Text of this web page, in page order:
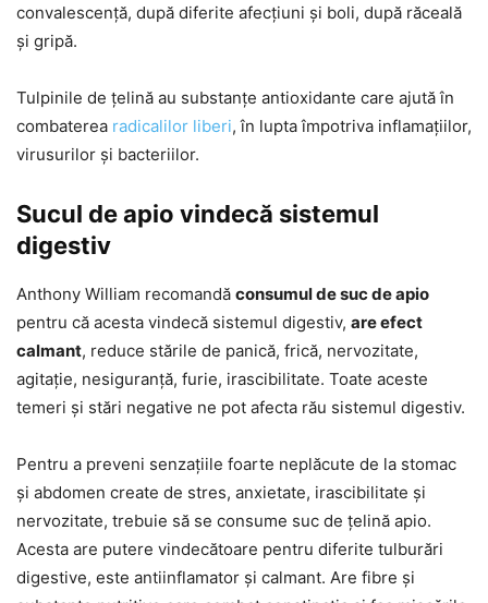
convalescență, după diferite afecțiuni și boli, după răceală
și gripă.
Tulpinile de țelină au substanțe antioxidante care ajută în
combaterea radicalilor liberi, în lupta împotriva inflamațiilor,
virusurilor și bacteriilor.
Sucul de apio vindecă sistemul
digestiv
Anthony William recomandă consumul de suc de apio
pentru că acesta vindecă sistemul digestiv, are efect
calmant, reduce stările de panică, frică, nervozitate,
agitație, nesiguranță, furie, irascibilitate. Toate aceste
temeri și stări negative ne pot afecta rău sistemul digestiv.
Pentru a preveni senzațiile foarte neplăcute de la stomac
și abdomen create de stres, anxietate, irascibilitate și
nervozitate, trebuie să se consume suc de țelină apio.
Acesta are putere vindecătoare pentru diferite tulburări
digestive, este antiinflamator și calmant. Are fibre și